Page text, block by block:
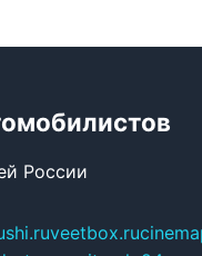
России
veetbox.ru